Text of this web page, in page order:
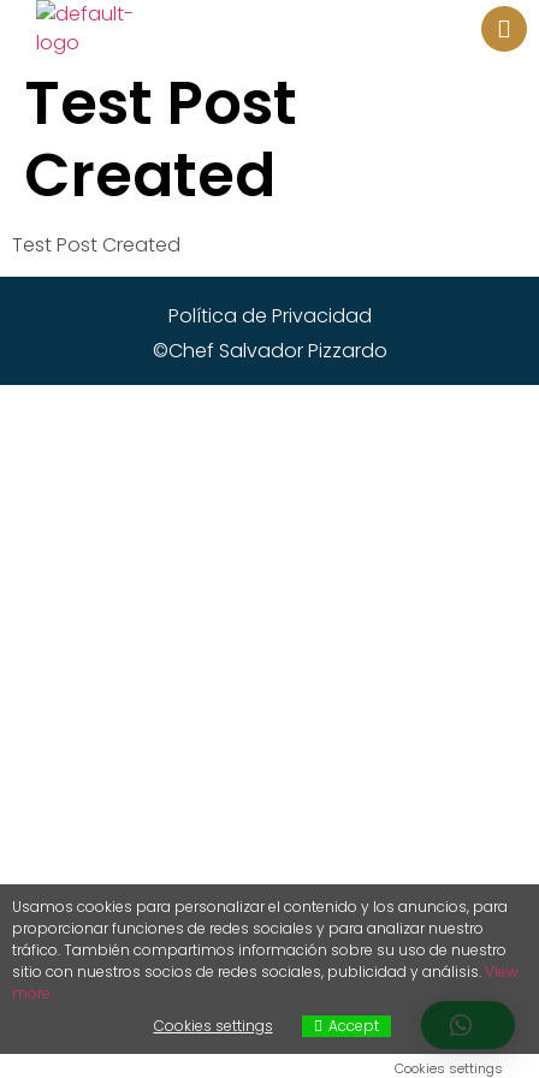
Test Post
Created
Test Post Created
Política de Privacidad
©Chef Salvador Pizzardo
Usamos cookies para personalizar el contenido y los anuncios, para
proporcionar funciones de redes sociales y para analizar nuestro
tráfico.También compartimos información sobre su uso de nuestro
sitio con nuestros socios de redes sociales, publicidad y análisis.View
more
Cookies settings
Accept
Cookies settings